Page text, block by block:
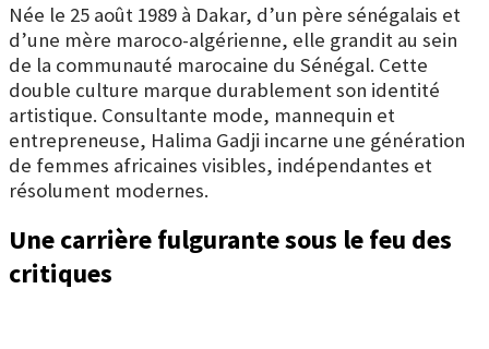
Née le 25 août 1989 à Dakar, d’un père sénégalais et
d’une mère maroco-algérienne, elle grandit au sein
de la communauté marocaine du Sénégal. Cette
double culture marque durablement son identité
artistique. Consultante mode, mannequin et
entrepreneuse, Halima Gadji incarne une génération
de femmes africaines visibles, indépendantes et
résolument modernes.
Une carrière fulgurante sous le feu des
critiques